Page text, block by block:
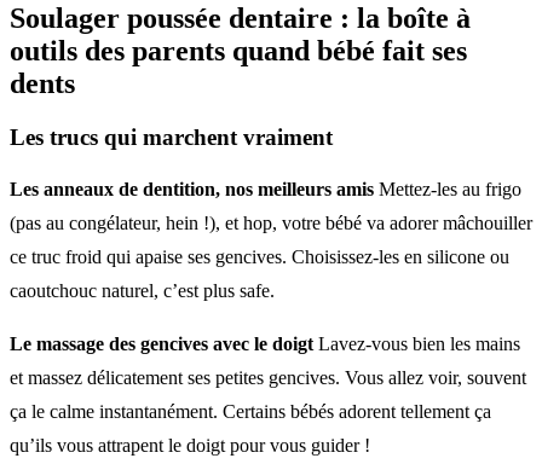
Soulager poussée dentaire : la boîte à
outils des parents quand bébé fait ses
dents
Les trucs qui marchent vraiment
Les anneaux de dentition, nos meilleurs amis Mettez-les au frigo
(pas au congélateur, hein !), et hop, votre bébé va adorer mâchouiller
ce truc froid qui apaise ses gencives. Choisissez-les en silicone ou
caoutchouc naturel, c’est plus safe.
Le massage des gencives avec le doigt Lavez-vous bien les mains
et massez délicatement ses petites gencives. Vous allez voir, souvent
ça le calme instantanément. Certains bébés adorent tellement ça
qu’ils vous attrapent le doigt pour vous guider !